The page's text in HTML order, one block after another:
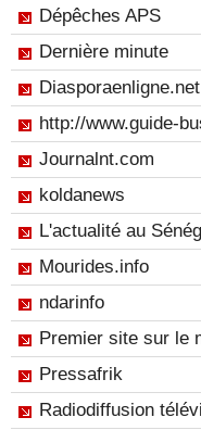
Dépêches APS
Dernière minute
Diasporaenligne.net
http://www.guide-
Journalnt.com
koldanews
L'actualité au
Mourides.info
ndarinfo
Premier site sur le
Pressafrik
Radiodiffusion